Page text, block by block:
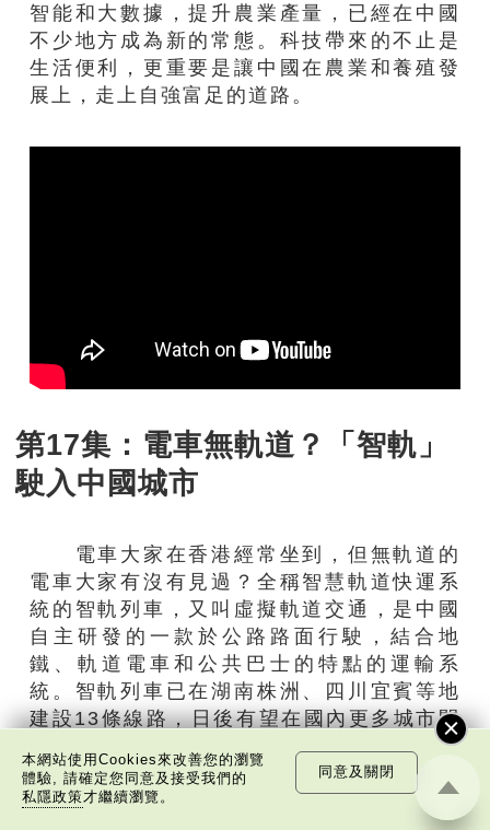
智能和大數據，提升農業產量，已經在中國
不少地方成為新的常態。科技帶來的不止是
生活便利，更重要是讓中國在農業和養殖發
展上，走上自強富足的道路。
第17集：電車無軌道？「智軌」
駛入中國城市
電車大家在香港經常坐到，但無軌道的
電車大家有沒有見過？全稱智慧軌道快運系
統的智軌列車，又叫虛擬軌道交通，是中國
自主研發的一款於公路路面行駛，結合地
鐵、軌道電車和公共巴士的特點的運輸系
統。智軌列車已在湖南株洲、四川宜賓等地
建設13條線路，日後有望在國內更多城市開
設線路；成為中國減輕城市交通堵塞，以及
推動環保節能的重要交通工具。
本網站使用Cookies來改善您的瀏覽
體驗, 請確定您同意及接受我們的
私隱政策才繼續瀏覽。
同意及關閉